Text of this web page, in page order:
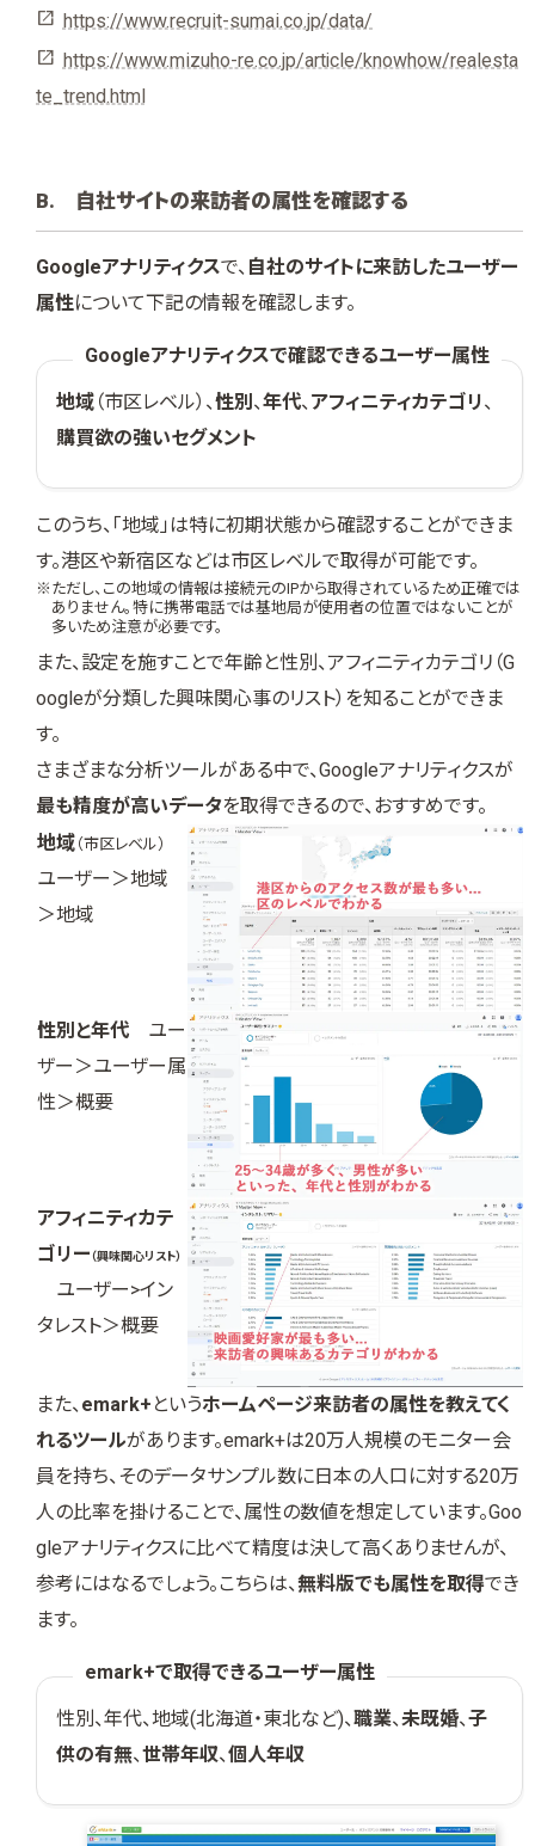
https://www.recruit-sumai.co.jp/data/
https://www.mizuho-re.co.jp/article/knowhow/realesta
te_trend.html
B. 自社サイトの来訪者の属性を確認する
Googleアナリティクスで、 自社のサイトに来訪したユーザー
属性について下記の情報を確認します。
Googleアナリティクスで確認できるユーザー属性
地域（市区レベル）、性別 、年代、アフィニティカテゴリ、
購買欲の強いセグメント
このうち、「地域」は特に初期状態から確認することができま
す。港区や新宿区などは市区レベルで取得が可能です。
※ただし、この地域の情報は接続元のIPから取得されているため正確では
ありません。特に携帯電話では基地局が使用者の位置ではないことが
多いため注意が必要です。
また、設定を施すことで年齢と性別、アフィニティカテゴリ（G
oogleが分類した興味関心事のリスト）を知ることができま
す。
さまざまな分析ツールがある中で、Googleアナリティクスが
最も精度が高いデータを取得できるので、おすすめです。
地域（市区レベル）
ユーザー＞地域
＞地域
性別と年代 ユー
ザー＞ユーザー属
性＞概要
アフィニティカテ
ゴリー（興味関心リスト）
ユーザー>イン
タレスト＞概要
また、 emark+ というホームページ来訪者の属性を教えてく
れるツールがあります。emark+は20万人規模のモニター会
員を持ち、そのデータサンプル数に日本の人口に対する20万
人の比率を掛けることで、属性の数値を想定しています。Goo
gleアナリティクスに比べて精度は決して高くありませんが、
参考にはなるでしょう。こちらは、無料版でも属性を取得でき
ます。
emark+で取得できるユーザー属性
性別、年代、地域(北海道・東北など)、職業、未既婚、子
供の有無、世帯年収、個人年収